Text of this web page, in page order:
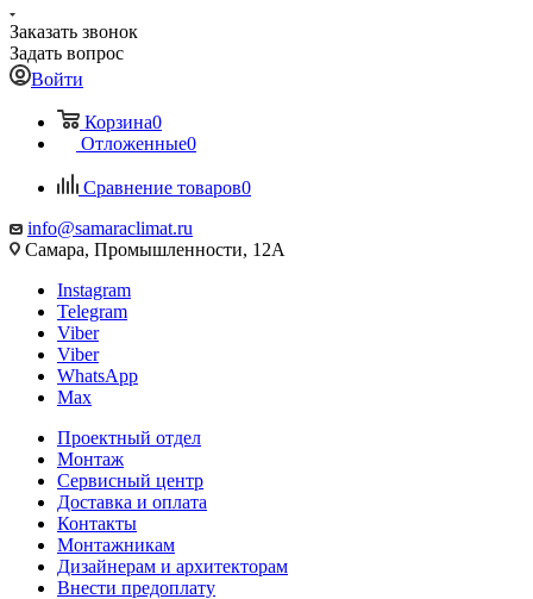
Заказать звонок
Задать вопрос
Войти
Корзина0
Отложенные0
Сравнение товаров0
info@samaraclimat.ru
Самара, Промышленности, 12А
Instagram
Telegram
Viber
Viber
WhatsApp
Max
Проектный отдел
Монтаж
Сервисный центр
Доставка и оплата
Контакты
Монтажникам
Дизайнерам и архитекторам
Внести предоплату